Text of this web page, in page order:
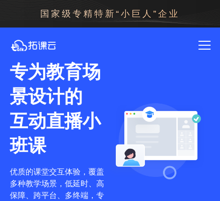
国家级专精特新“小巨人”企业
专为教育场
景设计的
互动直播小
班课
优质的课堂交互体验，覆盖
多种教学场景，低延时、高
保障、跨平台、多终端，专